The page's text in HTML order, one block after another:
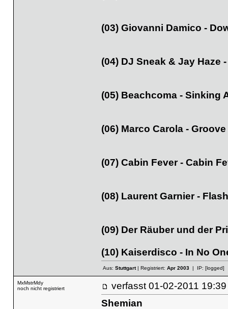
(03) Giovanni Damico -
(04) DJ Sneak & Jay Haze
(05) Beachcoma - Sinking
(06) Marco Carola -
(07) Cabin Fever - Cabin
(08) Laurent Garnier -
(09) Der Räuber und der
(10) Kaiserdisco - In No
Aus: Stuttgart| Registriert: Apr 2003| IP: [logged]
MxMstrMdy
noch nicht registriert
verfasst 01-02-2011
Shemian